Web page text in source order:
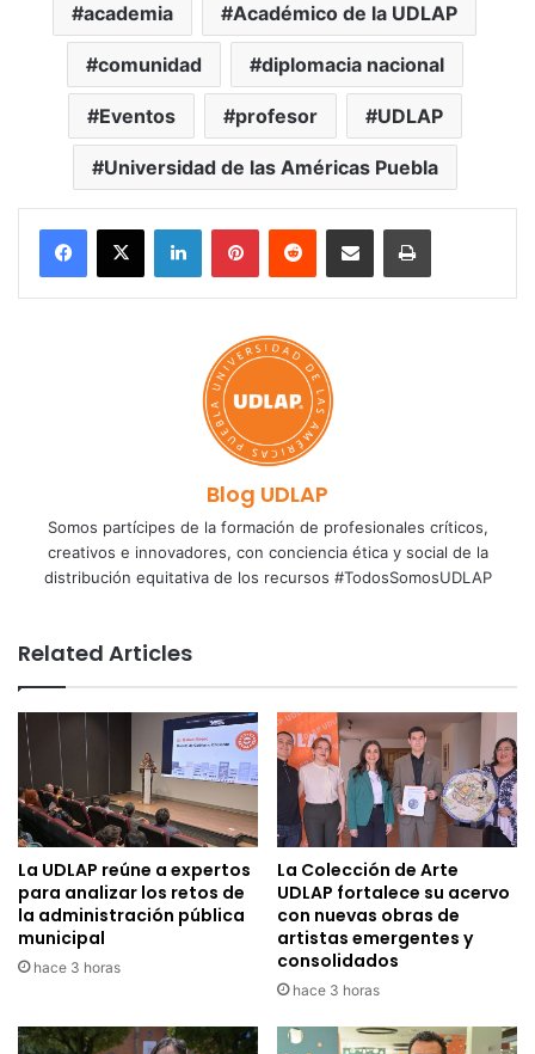
academia Académico de la UDLAP
comunidad diplomacia nacional
Eventos profesor UDLAP
Universidad de las Américas Puebla
LinkedInPinterestReddit Share via Email Print
Blog UDLAP
Somos partícipes de la formación de profesionales críticos,
creativos e innovadores, con conciencia ética y social de la
distribución equitativa de los recursos #TodosSomosUDLAP
Related Articles
La UDLAP reúne a expertos
para analizar los retos de
la administración pública
municipal
hace 3 horas
La Colección de Arte
UDLAP fortalece su acervo
con nuevas obras de
artistas emergentes y
consolidados
hace 3 horas